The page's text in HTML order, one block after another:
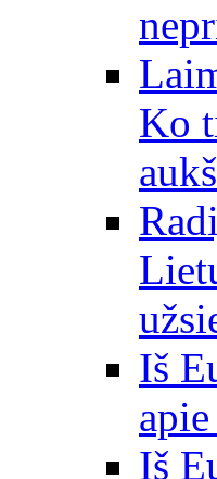
Ko
Iš
Iš